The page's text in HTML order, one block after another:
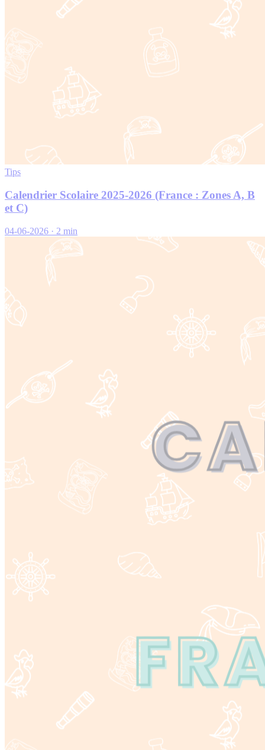
Tips
Calendrier Scolaire 2025-2026 (France : Zones A, B
et C)
04-06-2026 · 2 min